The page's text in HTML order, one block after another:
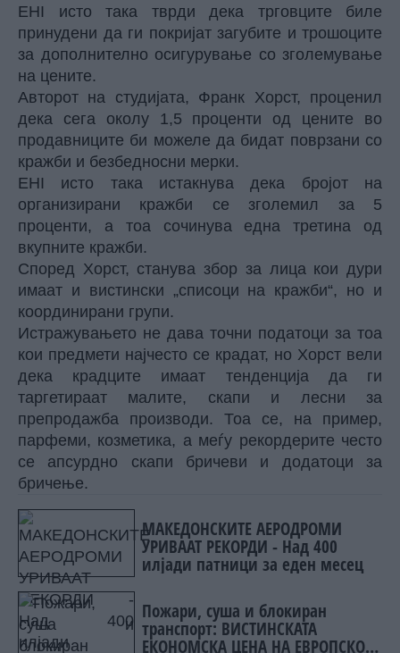
EHI исто така тврди дека трговците биле
принудени да ги покријат загубите и трошоците
за дополнително осигурување со зголемување
на цените.
Авторот на студијата, Франк Хорст, проценил
дека сега околу 1,5 проценти од цените во
продавниците би можеле да бидат поврзани со
кражби и безбедносни мерки.
EHI исто така истакнува дека бројот на
организирани кражби се зголемил за 5
проценти, а тоа сочинува една третина од
вкупните кражби.
Според Хорст, станува збор за лица кои дури
имаат и вистински „списоци на кражби“, но и
координирани групи.
Истражувањето не дава точни податоци за тоа
кои предмети најчесто се крадат, но Хорст вели
дека крадците имаат тенденција да ги
таргетираат малите, скапи и лесни за
препродажба производи. Тоа се, на пример,
парфеми, козметика, а меѓу рекордерите често
се апсурдно скапи бричеви и додатоци за
бричење.
МАКЕДОНСКИТЕ АЕРОДРОМИ
УРИВААТ РЕКОРДИ - Над 400
илјади патници за еден месец
Пожари, суша и блокиран
транспорт: ВИСТИНСКАТА
ЕКОНОМСКА ЦЕНА НА ЕВРОПСКОТО